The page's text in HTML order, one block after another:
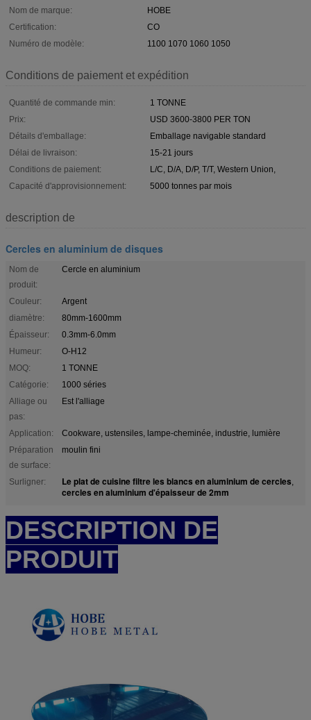
Nom de marque:
HOBE
Certification:
CO
Numéro de modèle:
1100 1070 1060 1050
Conditions de paiement et expédition
Quantité de commande min:
1 TONNE
Prix:
USD 3600-3800 PER TON
Détails d'emballage:
Emballage navigable standard
Délai de livraison:
15-21 jours
Conditions de paiement:
L/C, D/A, D/P, T/T, Western Union,
Capacité d'approvisionnement:
5000 tonnes par mois
description de
Cercles en aluminium de disques
Nom de
produit:
Cercle en aluminium
Couleur:
Argent
diamètre:
80mm-1600mm
Épaisseur:
0.3mm-6.0mm
Humeur:
O-H12
MOQ:
1 TONNE
Catégorie:
1000 séries
Alliage ou
pas:
Est l'alliage
Application:
Cookware, ustensiles, lampe-cheminée, industrie, lumière
Préparation
de surface:
moulin fini
Surligner: Le plat de cuisine filtre les blancs en aluminium de cercles,
cercles en aluminium d'épaisseur de 2mm
DESCRIPTION DE
PRODUIT